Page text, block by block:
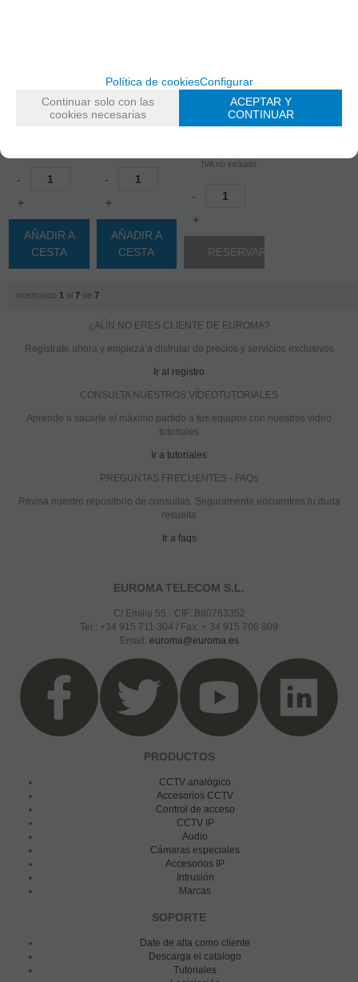
-
+
AÑADIR A
CESTA
Camara 4G
-
+
AÑADIR A
CESTA
exterior con
panel solar y 4
IVA no incluido
-
+
RESERVAR
mostrando 1 al 7de 7
¿AÚN NO ERES CLIENTE DE EUROMA?
Regístrate ahora y empieza a disfrutar de precios y servicios exclusivos
Ir al registro
CONSULTA NUESTROS VÍDEOTUTORIALES
Aprende a sacarle el máximo partido a tus equipos con nuestros video
tutoriales
Ir a tutoriales
PREGUNTAS FRECUENTES - FAQs
Revisa nuestro repositorio de consultas. Seguramente encuentres tu duda
resuelta
Ir a faqs
EUROMA TELECOM S.L.
C/ Emilia 55 · CIF: B80763352
Tel.: +34 915 711 304 / Fax: + 34 915 706 809
Email: euroma@euroma.es
PRODUCTOS
CCTV analógico
Accesorios CCTV
Control de acceso
CCTV IP
Audio
Cámaras especiales
Accesorios IP
Intrusión
Marcas
SOPORTE
Date de alta como cliente
Descarga el catalogo
Tutoriales
Política de cookiesConfigurar
Continuar solo con las
cookies necesarias
ACEPTAR Y
CONTINUAR